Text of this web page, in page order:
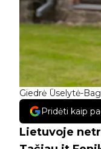
Giedrė Ūselytė-
Pridėti kaip
Lietuvoje